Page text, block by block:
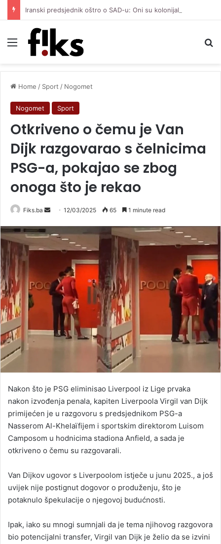
Menu
Home / Sport / Nogomet
Nogomet Sport
Otkriveno o čemu je Van
Dijk razgovarao s čelnicima
PSG-a, pokajao se zbog
onoga što je rekao
Fiks.ba
Send
email
12/03/2025 65 1 minute read
Nakon što je PSG eliminisao Liverpool iz Lige prvaka
nakon izvođenja penala, kapiten Liverpoola Virgil van Dijk
primijećen je u razgovoru s predsjednikom PSG-a
Nasserom Al-Khelaïfijem i sportskim direktorom Luisom
Camposom u hodnicima stadiona Anfield, a sada je
otkriveno o čemu su razgovarali.
Van Dijkov ugovor s Liverpoolom istječe u junu 2025., a još
uvijek nije postignut dogovor o produženju, što je
potaknulo špekulacije o njegovoj budućnosti.
Ipak, iako su mnogi sumnjali da je tema njihovog razgovora
bio potencijalni transfer, Virgil van Dijk je želio da se izvini